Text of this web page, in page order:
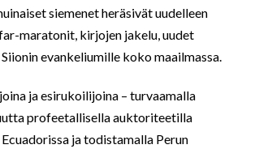
siemenet heräsivät uudelleen
maratonit, kirjojen jakelu, uudet
evankeliumille koko maailmassa.
ja esirukoilijoina – turvaamalla
profeetallisella auktoriteetilla
ja todistamalla Perun